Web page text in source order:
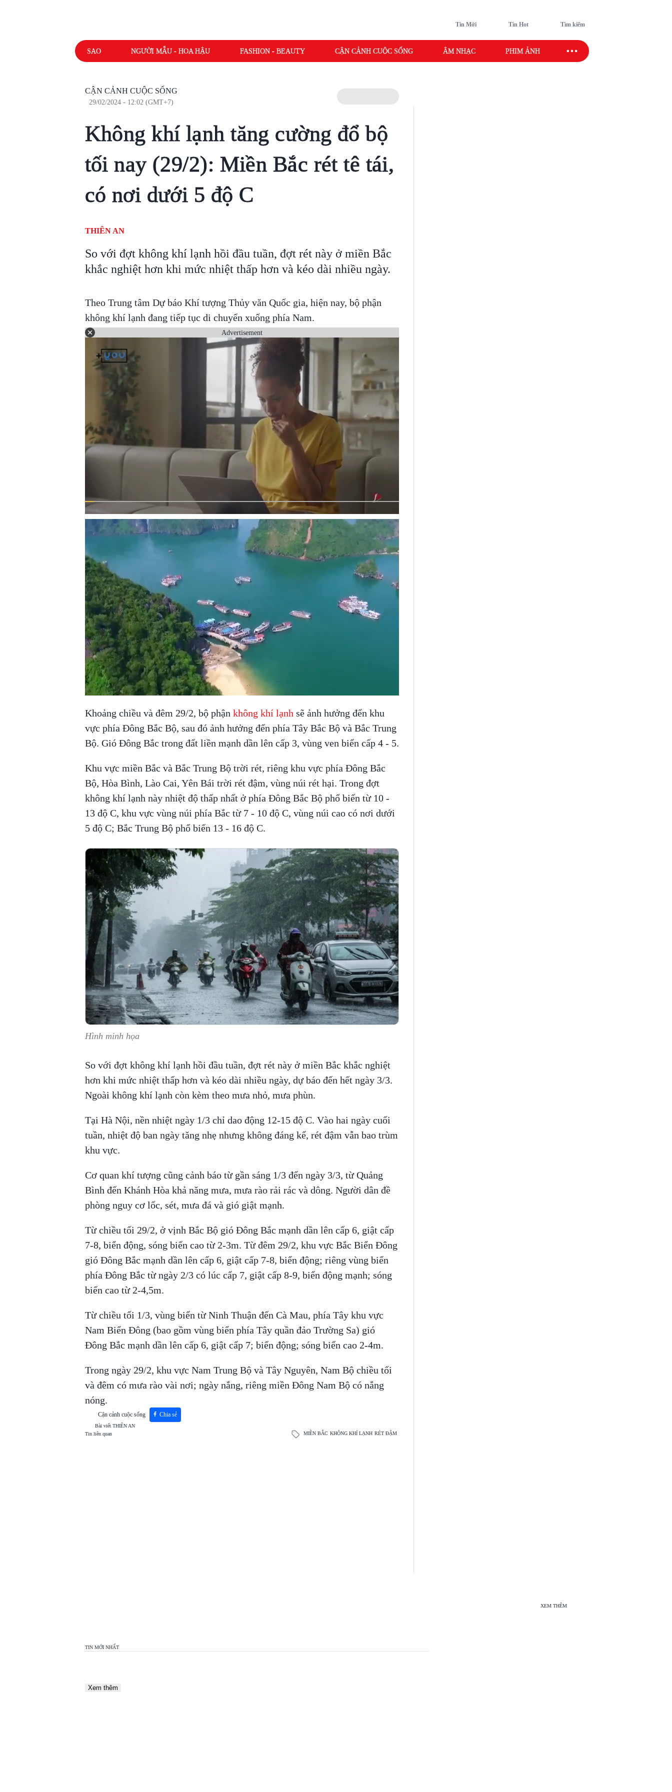
Tin Mới Tin Hot Tìm kiếm
SAO NGƯỜI MẪU - HOA HẬU FASHION - BEAUTY CẬN CẢNH CUỘC SỐNG ÂM NHẠC PHIM ẢNH SAO SPORT
CẬN CẢNH CUỘC SỐNG
29/02/2024 - 12:02 (GMT+7)
Không khí lạnh tăng cường đổ bộ
tối nay (29/2): Miền Bắc rét tê tái,
có nơi dưới 5 độ C
THIÊN AN
So với đợt không khí lạnh hồi đầu tuần, đợt rét này ở miền Bắc
khắc nghiệt hơn khi mức nhiệt thấp hơn và kéo dài nhiều ngày.
Theo Trung tâm Dự báo Khí tượng Thủy văn Quốc gia, hiện nay, bộ phận
không khí lạnh đang tiếp tục di chuyển xuống phía Nam.
Advertisement
Khoảng chiều và đêm 29/2, bộ phận không khí lạnh sẽ ảnh hưởng đến khu
vực phía Đông Bắc Bộ, sau đó ảnh hưởng đến phía Tây Bắc Bộ và Bắc Trung
Bộ. Gió Đông Bắc trong đất liền mạnh dần lên cấp 3, vùng ven biển cấp 4 - 5.
Khu vực miền Bắc và Bắc Trung Bộ trời rét, riêng khu vực phía Đông Bắc
Bộ, Hòa Bình, Lào Cai, Yên Bái trời rét đậm, vùng núi rét hại. Trong đợt
không khí lạnh này nhiệt độ thấp nhất ở phía Đông Bắc Bộ phổ biến từ 10 -
13 độ C, khu vực vùng núi phía Bắc từ 7 - 10 độ C, vùng núi cao có nơi dưới
5 độ C; Bắc Trung Bộ phổ biến 13 - 16 độ C.
Hình minh họa
So với đợt không khí lạnh hồi đầu tuần, đợt rét này ở miền Bắc khắc nghiệt
hơn khi mức nhiệt thấp hơn và kéo dài nhiều ngày, dự báo đến hết ngày 3/3.
Ngoài không khí lạnh còn kèm theo mưa nhỏ, mưa phùn.
Tại Hà Nội, nền nhiệt ngày 1/3 chỉ dao động 12-15 độ C. Vào hai ngày cuối
tuần, nhiệt độ ban ngày tăng nhẹ nhưng không đáng kể, rét đậm vẫn bao trùm
khu vực.
Cơ quan khí tượng cũng cảnh báo từ gần sáng 1/3 đến ngày 3/3, từ Quảng
Bình đến Khánh Hòa khả năng mưa, mưa rào rải rác và dông. Người dân đề
phòng nguy cơ lốc, sét, mưa đá và gió giật mạnh.
Từ chiều tối 29/2, ở vịnh Bắc Bộ gió Đông Bắc mạnh dần lên cấp 6, giật cấp
7-8, biển động, sóng biển cao từ 2-3m. Từ đêm 29/2, khu vực Bắc Biển Đông
gió Đông Bắc mạnh dần lên cấp 6, giật cấp 7-8, biển động; riêng vùng biển
phía Đông Bắc từ ngày 2/3 có lúc cấp 7, giật cấp 8-9, biển động mạnh; sóng
biển cao từ 2-4,5m.
Từ chiều tối 1/3, vùng biển từ Ninh Thuận đến Cà Mau, phía Tây khu vực
Nam Biển Đông (bao gồm vùng biển phía Tây quần đảo Trường Sa) gió
Đông Bắc mạnh dần lên cấp 6, giật cấp 7; biển động; sóng biển cao 2-4m.
Trong ngày 29/2, khu vực Nam Trung Bộ và Tây Nguyên, Nam Bộ chiều tối
và đêm có mưa rào vài nơi; ngày nắng, riêng miền Đông Nam Bộ có nắng
nóng.
Cận cảnh cuộc sống Chia sẻ
Bài viết THIÊN AN
Tin liên quan
MIỀN BẮC KHÔNG KHÍ LẠNH RÉT ĐẬM
XEM THÊM
TIN MỚI NHẤT
Xem thêm